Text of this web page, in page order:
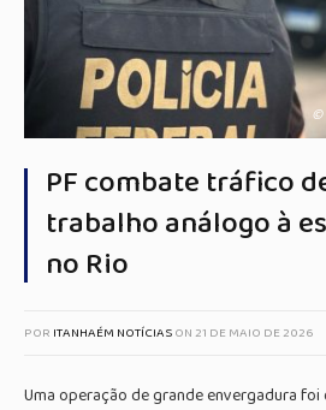
©
PF combate tráfico
trabalho análogo à
no Rio
POR ITANHAÉM NOTÍCIASON21 DE MAIO DE 2026
Uma operação de grande envergadura